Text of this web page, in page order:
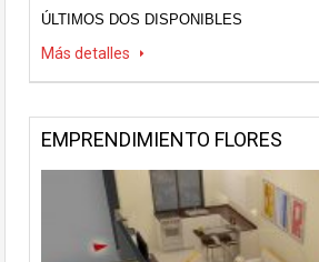
ÚLTIMOS DOS DISPONIBLES
Más detalles
EMPRENDIMIENTO FLORES